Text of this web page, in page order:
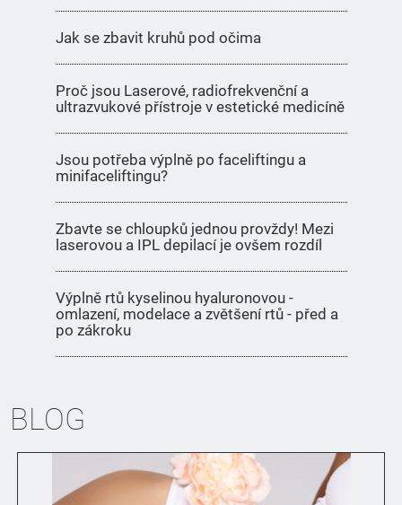
Jak se zbavit kruhů pod očima
Proč jsou Laserové, radiofrekvenční a
ultrazvukové přístroje v estetické medicíně
Jsou potřeba výplně po faceliftingu a
minifaceliftingu?
Zbavte se chloupků jednou provždy! Mezi
laserovou a IPL depilací je ovšem rozdíl
Výplně rtů kyselinou hyaluronovou -
omlazení, modelace a zvětšení rtů - před a
po zákroku
BLOG